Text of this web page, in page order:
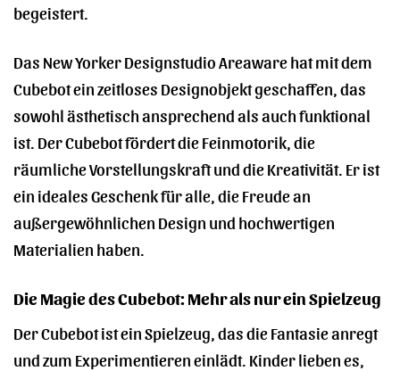
begeistert.
Das New Yorker Designstudio Areaware hat mit dem
Cubebot ein zeitloses Designobjekt geschaffen, das
sowohl ästhetisch ansprechend als auch funktional
ist. Der Cubebot fördert die Feinmotorik, die
räumliche Vorstellungskraft und die Kreativität. Er ist
ein ideales Geschenk für alle, die Freude an
außergewöhnlichen Design und hochwertigen
Materialien haben.
Die Magie des Cubebot: Mehr als nur ein Spielzeug
Der Cubebot ist ein Spielzeug, das die Fantasie anregt
und zum Experimentieren einlädt. Kinder lieben es,